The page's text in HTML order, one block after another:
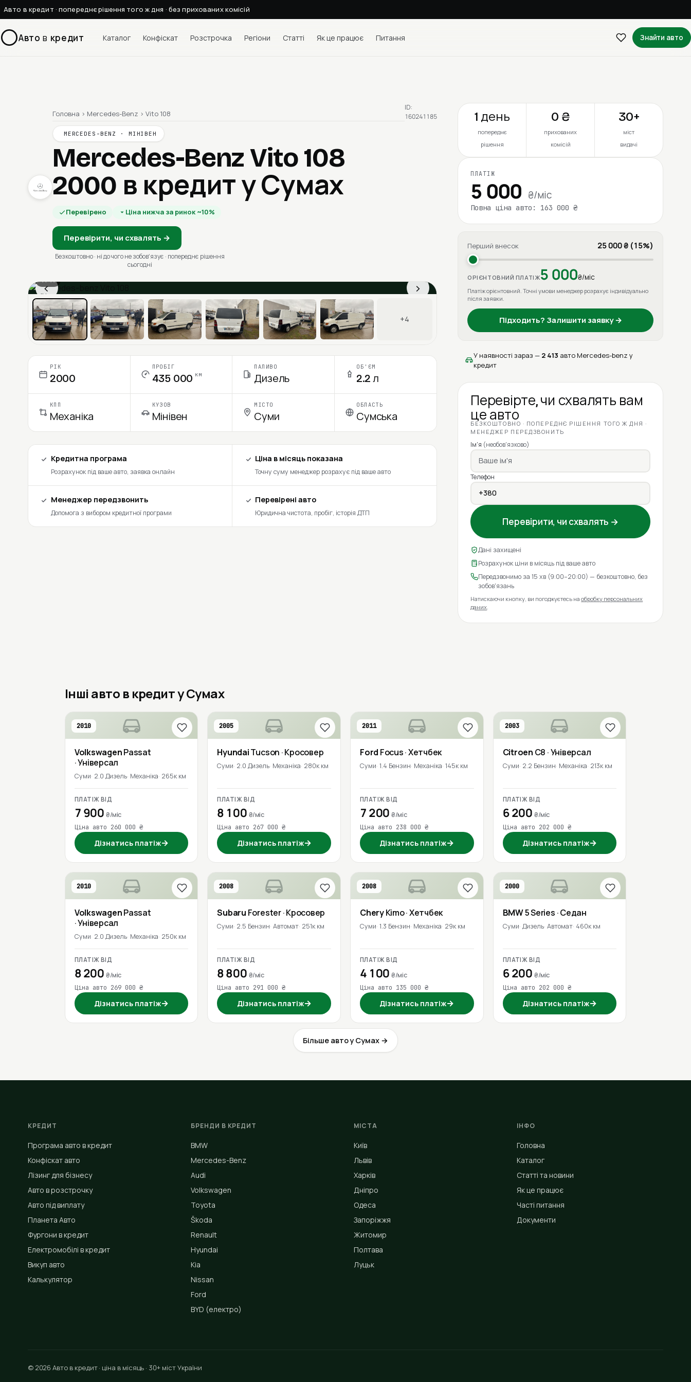
Авто в кредит · попереднє рішення того ж дня · без прихованих комісій
Авто в кредит Каталог Конфіскат Розстрочка Регіони Статті Як це працює Питання Знайти авто
Головна › Mercedes-Benz › Vito 108
MERCEDES-BENZ · МІНІВЕН
Mercedes-Benz Vito 108
2000 в кредит у Сумах
Перевірено Ціна нижча за ринок ~10%
Перевірити, чи схвалять →
Безкоштовно · ні до чого не зобовʼязує · попереднє рішення
сьогодні
ID:
160241185
‹ ›
1 / 11
Ціна в місяць
+4
РІК
2000
ПРОБІГ
435 000 км
ПАЛИВО
Дизель
ОБ'ЄМ
2.2 л
КПП
Механіка
КУЗОВ
Мінівен
МІСТО
Суми
ОБЛАСТЬ
Сумська
Кредитна програма
Розрахунок під ваше авто, заявка онлайн
Ціна в місяць показана
Точну суму менеджер розрахує під ваше авто
Менеджер передзвонить
Допомога з вибором кредитної програми
Перевірені авто
Юридична чистота, пробіг, історія ДТП
1 день
попереднє
рішення
0 ₴
прихованих
комісій
30+
міст
видачі
ПЛАТІЖ
5 000 ₴/міс
Повна ціна авто: 163 000 ₴
Перший внесок 25 000 ₴ (15%)
ОРІЄНТОВНИЙ ПЛАТІЖ5 000₴/міс
Платіж орієнтовний. Точні умови менеджер розрахує індивідуально
після заявки.
Підходить? Залишити заявку →
У наявності зараз — 2 413 авто Mercedes-benz у
кредит
Перевірте, чи схвалять вам
це авто
БЕЗКОШТОВНО · ПОПЕРЕДНЄ РІШЕННЯ ТОГО Ж ДНЯ ·
МЕНЕДЖЕР ПЕРЕДЗВОНИТЬ
Ім'я (необов'язково)
Телефон
Перевірити, чи схвалять →
Дані захищені
Розрахунок ціни в місяць під ваше авто
Передзвонимо за 15 хв (9:00–20:00) — безкоштовно, без
зобов'язань
Натискаючи кнопку, ви погоджуєтесь наобробку персональних
даних
Інші авто в кредит у Сумах
2010
VolkswagenPassat
· Універсал
Суми 2.0 Дизель Механіка 265к км
ПЛАТІЖ ВІД
7 900₴/міс
Ціна авто 260 000 ₴
Дізнатись платіж→
2005
HyundaiTucson · Кросовер
Суми 2.0 Дизель Механіка 280к км
ПЛАТІЖ ВІД
8 100 ₴/міс
Ціна авто 267 000 ₴
Дізнатись платіж→
2011
Ford Focus· Хетчбек
Суми 1.4 Бензин Механіка 145к км
ПЛАТІЖ ВІД
7 200₴/міс
Ціна авто 238 000 ₴
Дізнатись платіж→
2003
Citroen C8 · Універсал
Суми 2.2 Бензин Механіка 213к км
ПЛАТІЖ ВІД
6 200 ₴/міс
Ціна авто 202 000 ₴
Дізнатись платіж→
2010
VolkswagenPassat
· Універсал
Суми 2.0 Дизель Механіка 250к км
ПЛАТІЖ ВІД
8 200₴/міс
Ціна авто 269 000 ₴
Дізнатись платіж→
2008
Subaru Forester· Кросовер
Суми 2.5 Бензин Автомат 251к км
ПЛАТІЖ ВІД
8 800 ₴/міс
Ціна авто 291 000 ₴
Дізнатись платіж→
2008
CheryKimo· Хетчбек
Суми 1.3 Бензин Механіка 29к км
ПЛАТІЖ ВІД
4 100₴/міс
Ціна авто 135 000 ₴
Дізнатись платіж→
2000
BMW5 Series · Седан
Суми Дизель Автомат 460к км
ПЛАТІЖ ВІД
6 200 ₴/міс
Ціна авто 202 000 ₴
Дізнатись платіж→
Більше авто у Сумах →
КРЕДИТ
Програма авто в кредит
Конфіскат авто
Лізинг для бізнесу
Авто в розстрочку
Авто під виплату
Планета Авто
Фургони в кредит
Електромобілі в кредит
Викуп авто
Калькулятор
БРЕНДИ В КРЕДИТ
BMW
Mercedes-Benz
Audi
Volkswagen
Toyota
Škoda
Renault
Hyundai
Kia
Nissan
Ford
BYD (електро)
МІСТА
Київ
Львів
Харків
Дніпро
Одеса
Запоріжжя
Житомир
Полтава
Луцьк
ІНФО
Головна
Каталог
Статті та новини
Як це працює
Часті питання
Документи
© 2026 Авто в кредит · ціна в місяць · 30+ міст України